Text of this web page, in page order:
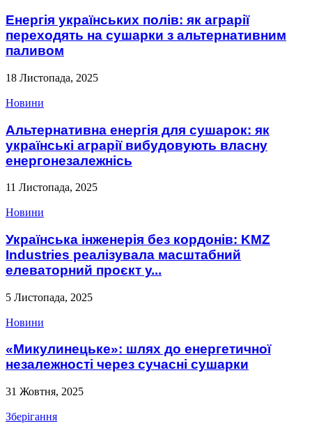
Енергія українських полів: як аграрії
переходять на сушарки з альтернативним
паливом
18 Листопада, 2025
Новини
Альтернативна енергія для сушарок: як
українські аграрії вибудовують власну
енергонезалежнісь
11 Листопада, 2025
Новини
Українська інженерія без кордонів: KMZ
Industries реалізувала масштабний
елеваторний проєкт у...
5 Листопада, 2025
Новини
«Микулинецьке»: шлях до енергетичної
незалежності через сучасні сушарки
31 Жовтня, 2025
Зберігання